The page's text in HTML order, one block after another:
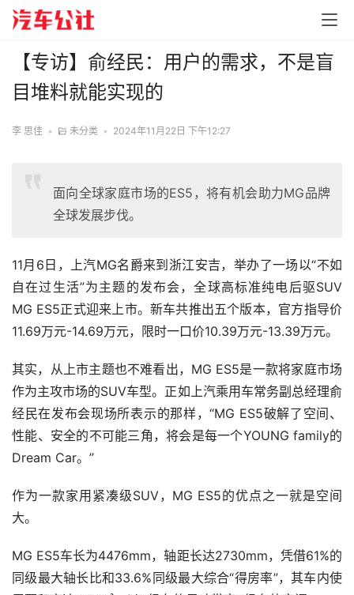
【专访】俞经民：用户的需求，不是盲
目堆料就能实现的
李 思佳 • 未分类 • 2024年11月22日 下午12:27
面向全球家庭市场的ES5，将有机会助力MG品牌
全球发展步伐。
11月6日，上汽MG名爵来到浙江安吉，举办了一场以“不如
自在过生活”为主题的发布会，全球高标准纯电后驱SUV
MG ES5正式迎来上市。新车共推出五个版本，官方指导价
11.69万元-14.69万元，限时一口价10.39万元-13.39万元。
其实，从上市主题也不难看出，MG ES5是一款将家庭市场
作为主攻市场的SUV车型。正如上汽乘用车常务副总经理俞
经民在发布会现场所表示的那样，“MG ES5破解了空间、
性能、安全的不可能三角，将会是每一个YOUNG family的
Dream Car。”
作为一款家用紧凑级SUV，MG ES5的优点之一就是空间
大。
MG ES5车长为4476mm，轴距长达2730mm，凭借61%的
同级最大轴长比和33.6%同级最大综合“得房率”，其车内使